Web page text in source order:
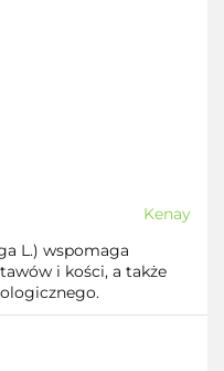
Kenay
L.) wspomaga
i kości, a także